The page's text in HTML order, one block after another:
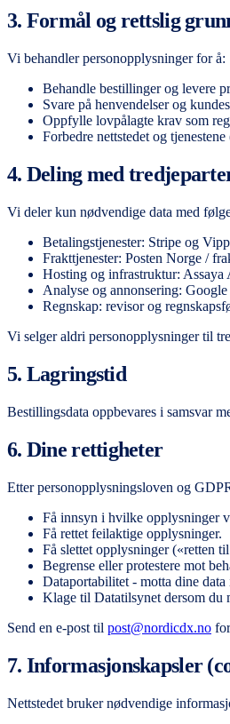
3. Formål og rettslig
Vi behandler personopplysninger for å:
Behandle bestillinger og levere
Svare på henvendelser og
Oppfylle lovpålagte krav som
Forbedre nettstedet og
4. Deling med
Vi deler kun nødvendige data med
Betalingstjenester: Stripe og
Frakttjenester: Posten Norge /
Hosting og infrastruktur:
Analyse og annonsering:
Regnskap: revisor og
Vi selger aldri personopplysninger til
5. Lagringstid
Bestillingsdata oppbevares i samsvar
6. Dine rettigheter
Etter personopplysningsloven og
Få innsyn i hvilke opplysninger
Få rettet feilaktige opplysninger.
Få slettet opplysninger («retten
Begrense eller protestere mot
Dataportabilitet - motta dine
Klage til Datatilsynet dersom du
Send en e-post til post@nordicdx.no
7. Informasjonskapsler
Nettstedet bruker nødvendige